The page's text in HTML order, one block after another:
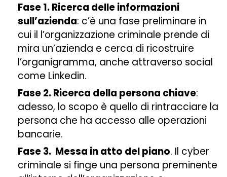
Fase 1. Ricerca delle informazioni
sull’azienda: c’è una fase preliminare in
cui il l’organizzazione criminale prende di
mira un’azienda e cerca di ricostruire
l’organigramma, anche attraverso social
come Linkedin.
Fase 2. Ricerca della persona chiave:
adesso, lo scopo è quello di rintracciare la
persona che ha accesso alle operazioni
bancarie.
Fase 3. Messa in atto del piano. Il cyber
criminale si finge una persona preminente